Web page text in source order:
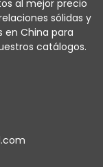
al mejor precio
sólidas y
en China para
catálogos.